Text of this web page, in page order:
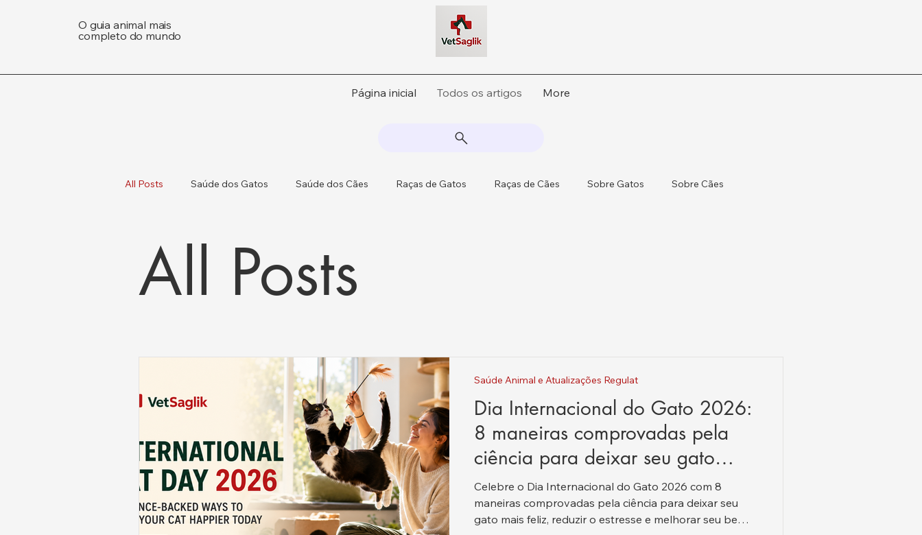
O guia animal mais
completo do mundo
Página inicial Todos os artigos More
All Posts Saúde dos Gatos Saúde dos Cães Raças de Gatos Raças de Cães Sobre Gatos Sobre Cães
All Posts
Dia Internacional do Gato 2026:
8 maneiras comprovadas pela
ciência para deixar seu gato
mais feliz hoje.
Celebre o Dia Internacional do Gato 2026 com 8
maneiras comprovadas pela ciência para deixar seu
gato mais feliz, reduzir o estresse e melhorar seu bem-
Saúde Animal e Atualizações Regulat